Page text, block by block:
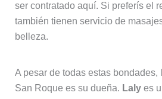
ser contratado aquí. Si preferís el
también tienen servicio de
belleza.
A pesar de todas estas bondades,
San Roque es su dueña. Lalyes